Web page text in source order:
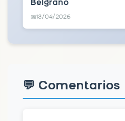
Belgrano
📅13/04/2026
💬 Comentarios